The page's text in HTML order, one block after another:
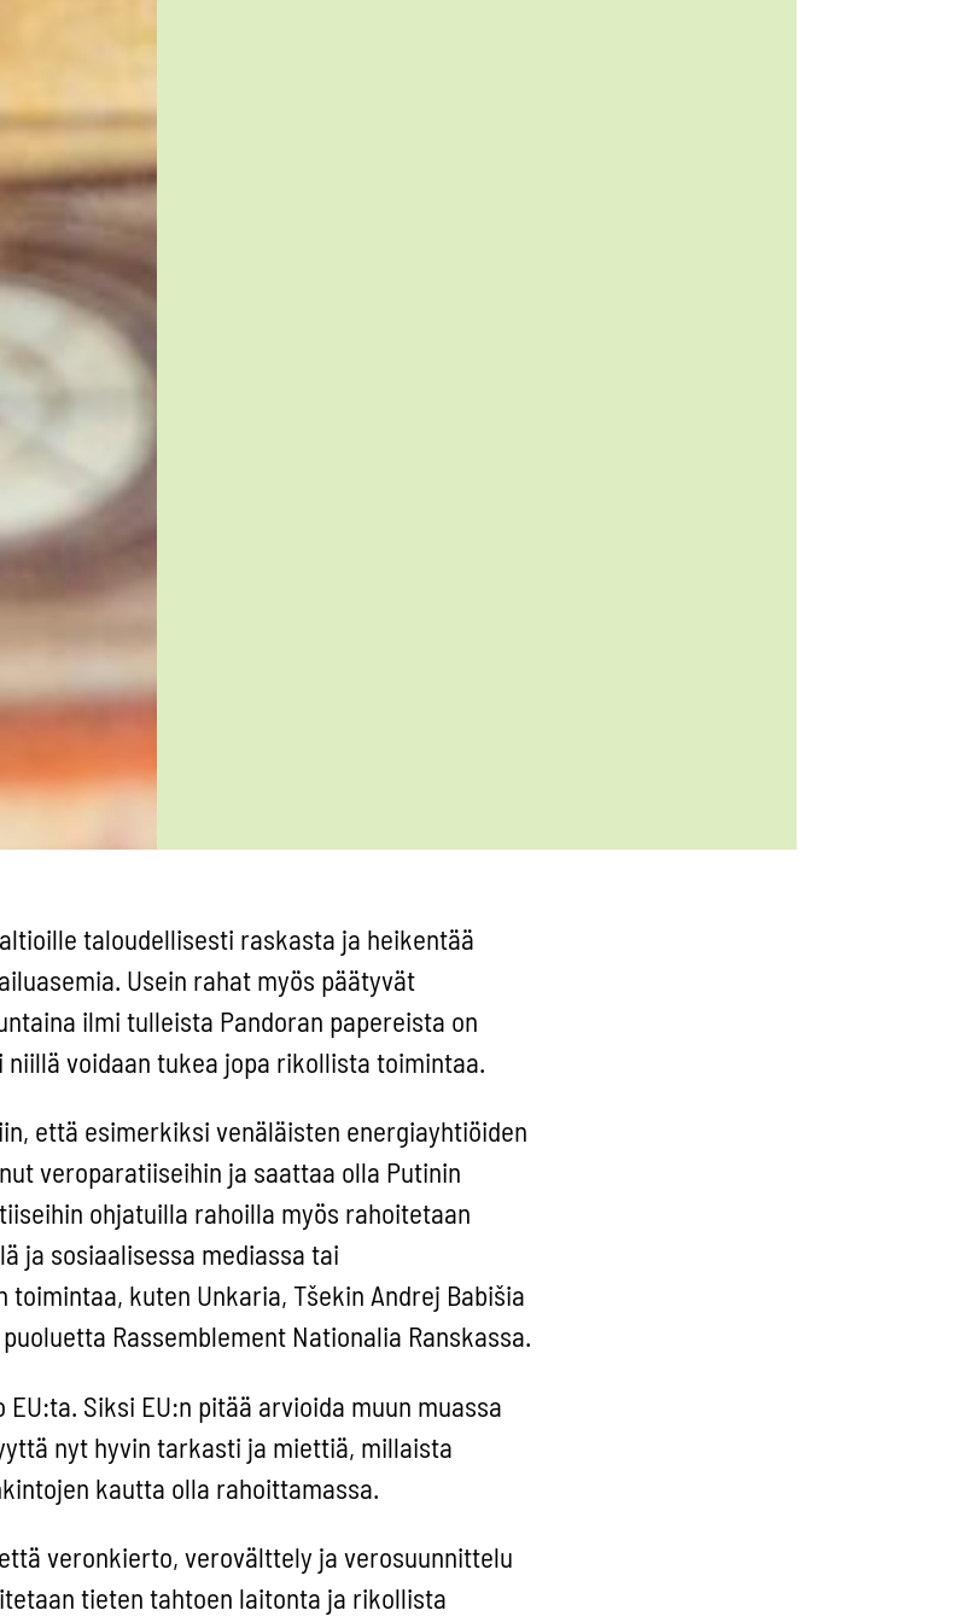
taloudellisesti raskasta ja heikentää
Usein rahat myös päätyvät
ilmi tulleista Pandoran papereista on
voidaan tukea jopa rikollista toimintaa.
että esimerkiksi venäläisten energiayhtiöiden
veroparatiiseihin ja saattaa olla Putinin
ohjatuilla rahoilla myös rahoitetaan
ja sosiaalisessa mediassa tai
kuten Unkaria, Tšekin Andrej Babišia
Rassemblement Nationalia Ranskassa.
Siksi EU:n pitää arvioida muun muassa
nyt hyvin tarkasti ja miettiä, millaista
kautta olla rahoittamassa.
veronkierto, verovälttely ja verosuunnittelu
tieten tahtoen laitonta ja rikollista